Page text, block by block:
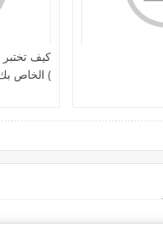
كيف تختبر
) الخاص